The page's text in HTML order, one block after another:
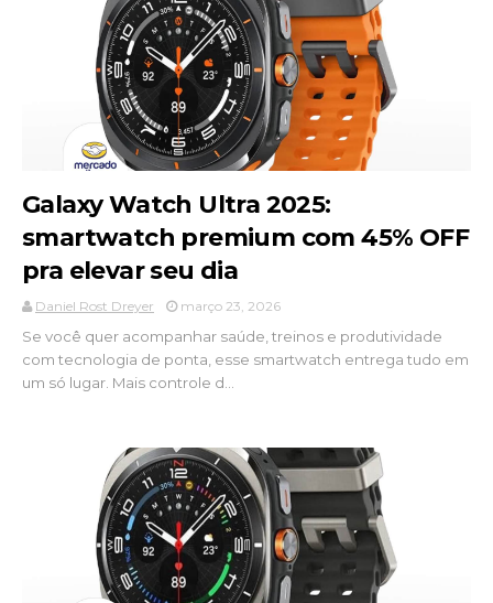
Galaxy Watch Ultra 2025:
smartwatch premium com 45% OFF
pra elevar seu dia
Daniel Rost Dreyer março 23, 2026
Se você quer acompanhar saúde, treinos e produtividade
com tecnologia de ponta, esse smartwatch entrega tudo em
um só lugar. Mais controle d...